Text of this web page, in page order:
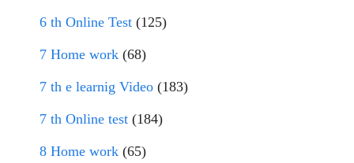
6 th Online Test (125)
7 Home work (68)
7 th e learnig Video (183)
7 th Online test (184)
8 Home work (65)